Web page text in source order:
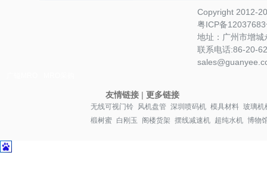
Copyright 2012-
粤ICP备12037683
地址：广州市增
联系电话:86-20-
友情链接| 更多链接
无线可视门铃 风机盘管 深圳喷码机 模具材料 玻璃机
椴树蜜 白刚玉 阁楼货架 摆线减速机 超纯水机 博物